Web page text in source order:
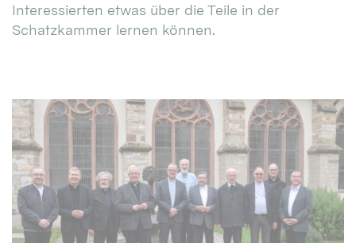
Interessierten etwas über die Teile in der
Schatzkammer lernen können.